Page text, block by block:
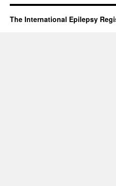
The International Epilepsy